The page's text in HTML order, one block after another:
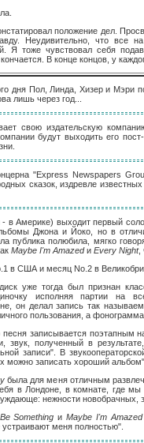
положение дел.
Неудивительно, что все
Я тоже чувствовал себя
В конце концов, у
дня Пол, Линда, Хизер и
лишь через год...
свою издательскую
будут выходить его
"Express Newspapers
сказок, издревле
- в Америке) выходит первый
Джона и Йоко, но в
публика полюбила, мягко
Maybe I'm Amazedи Every Night,
в США и месяц No.2 в
уже тогда был признан
исполняя партии на
он делал запись так
пользования, а
записывается поэтапным
звук, полученный в
записи". В
можно записать хороший альбом".
была для меня отличным
в Лондоне, в комнате, где
нежности новобрачных,
Something иMaybe I'm Amazed
меня полностью".